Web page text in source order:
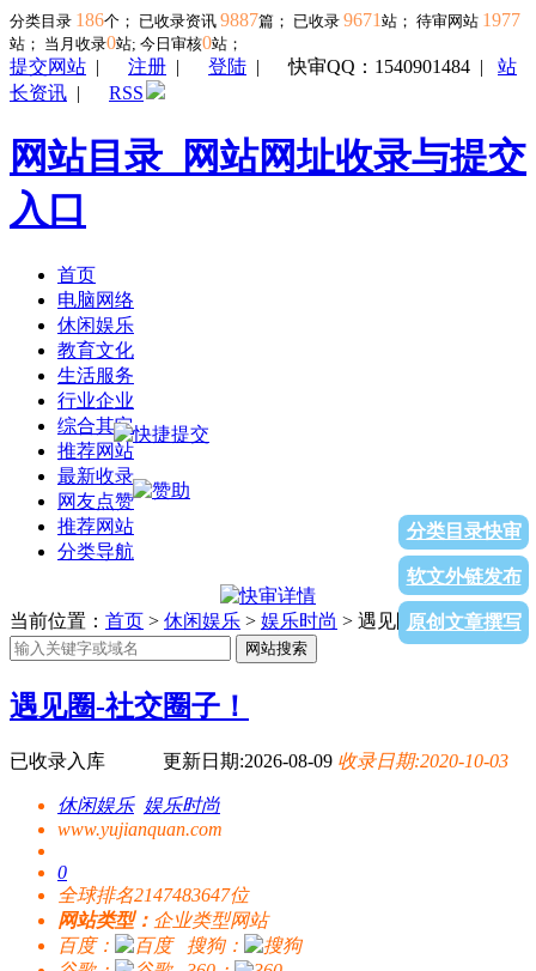
分类目录 186个； 已收录资讯 9887篇； 已收录 9671 站； 待审网站 1977
站； 当月收录0站; 今日审核0站；
提交网站 | 注册 | 登陆 |快审QQ：1540901484 | 站
长资讯 | RSS
网站目录_网站网址收录与提交
入口
首页
电脑网络
休闲娱乐
教育文化
生活服务
行业企业
综合其它
推荐网站
最新收录
网友点赞
推荐网站
分类导航
分类目录快审
软文外链发布
原创文章撰写
当前位置： 首页 > 休闲娱乐 > 娱乐时尚 > 遇见圈-社交圈子！
网站搜索
遇见圈-社交圈子！
已收录入库 更新日期:2026-08-09 收录日期:2020-10-03
休闲娱乐 娱乐时尚
www.yujianquan.com
0
全球排名2147483647位
网站类型： 企业类型网站
百度：
搜狗：